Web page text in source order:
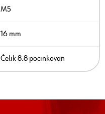
M5
16 mm
Čelik 8.8 pocinkovan